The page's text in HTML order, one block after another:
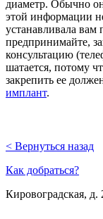
диаметр. Обычно
этой информации
устанавливала вам
предпринимайте,
консультацию
шатается, потому
закрепить ее
имплант.
< Вернуться назад
Как добраться?
Кировоградская, д.